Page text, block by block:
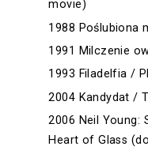
movie)
1988 Poślubiona
1991 Milczenie
1993 Filadelfia /
2004 Kandydat /
2006 Neil Young:
Heart of Glass